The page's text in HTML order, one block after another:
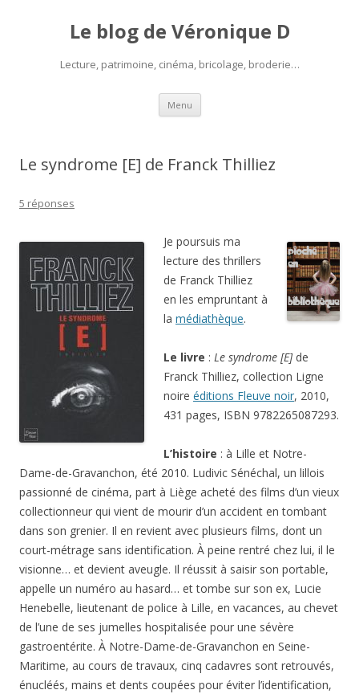
Le blog de Véronique D
Lecture, patrimoine, cinéma, bricolage, broderie…
Menu Aller
contenu
Le syndrome [E] de Franck Thilliez
5 réponses
Je poursuis ma
lecture des thrillers
de Franck Thilliez
en les empruntant à
la médiathèque.
Le livre : Le syndrome [E]de
Franck Thilliez, collection Ligne
noire éditions Fleuve noir, 2010,
431 pages, ISBN 9782265087293.
L’histoire : à Lille et Notre-
Dame-de-Gravanchon, été 2010. Ludivic Sénéchal, un lillois
passionné de cinéma, part à Liège acheté des films d’un vieux
collectionneur qui vient de mourir d’un accident en tombant
dans son grenier. Il en revient avec plusieurs films, dont un
court-métrage sans identification. À peine rentré chez lui, il le
visionne… et devient aveugle. Il réussit à saisir son portable,
appelle un numéro au hasard… et tombe sur son ex, Lucie
Henebelle, lieutenant de police à Lille, en vacances, au chevet
de l’une de ses jumelles hospitalisée pour une sévère
gastroentérite. À Notre-Dame-de-Gravanchon en Seine-
Maritime, au cours de travaux, cinq cadavres sont retrouvés,
énucléés, mains et dents coupées pour éviter l’identification,